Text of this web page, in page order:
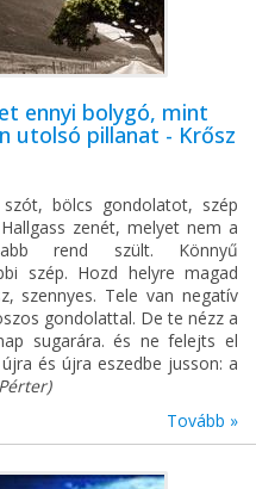
ennyi bolygó, mint
utolsó pillanat - Krősz
bölcs gondolatot, szép
zenét, melyet nem a
rend szült. Könnyű
szép. Hozd helyre magad
szennyes. Tele van negatív
gondolattal. De te nézz a
sugarára. és ne felejts el
és újra eszedbe jusson: a
Tovább »